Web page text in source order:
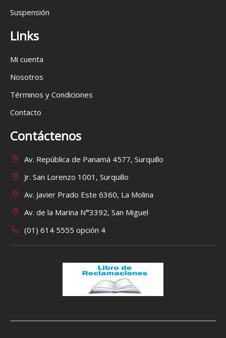
Suspensión
Links
Mi cuenta
Nosotros
Términos y Condiciones
Contacto
Contáctenos
Av. República de Panamá 4577, Surquillo
Jr. San Lorenzo 1001, Surquillo
Av. Javier Prado Este 6360, La Molina
Av. de la Marina N°3392, San Miguel
(01) 614 5555 opción 4